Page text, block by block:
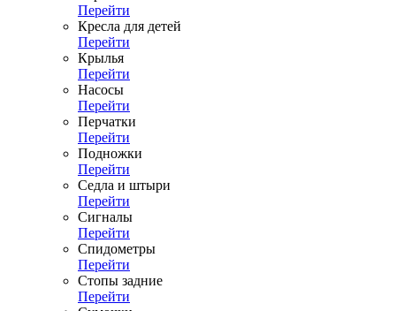
Перейти
Кресла для детей
Перейти
Крылья
Перейти
Насосы
Перейти
Перчатки
Перейти
Подножки
Перейти
Седла и штыри
Перейти
Сигналы
Перейти
Спидометры
Перейти
Стопы задние
Перейти